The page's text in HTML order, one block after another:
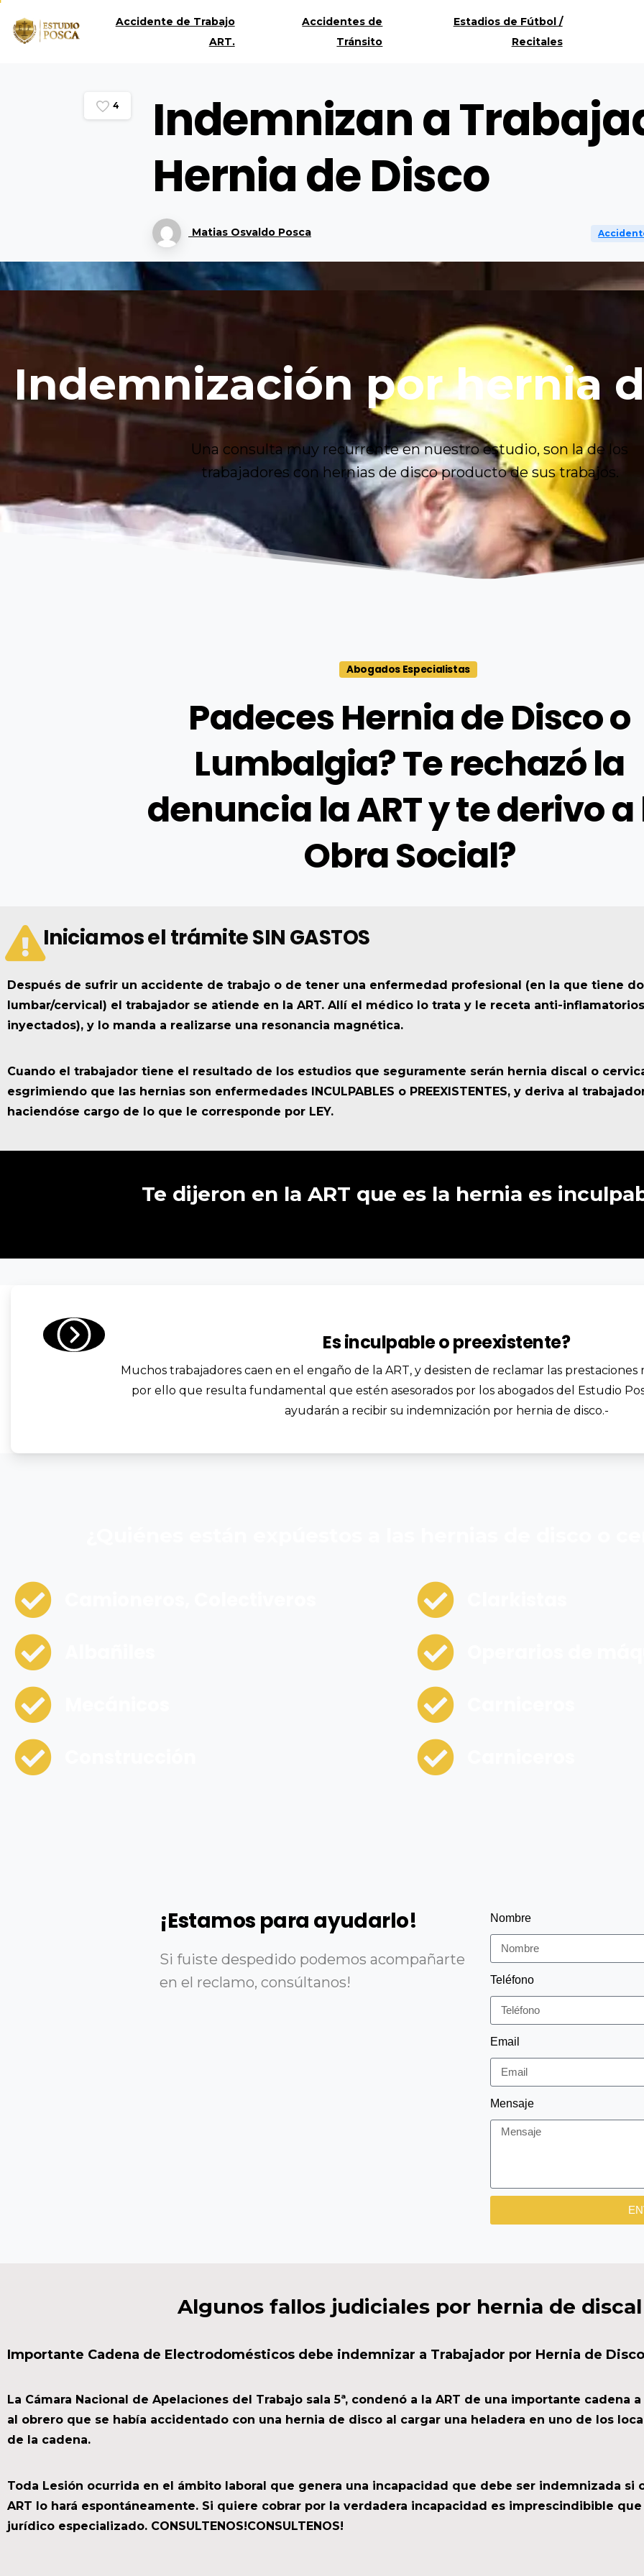
Accidente de Trabajo
ART.
Accidentes de
Tránsito
Estadios de Fútbol /
Recitales
4
Indemnizan a
Hernia de Disco
Matias Osvaldo Posca
Indemnización por hernia
Una consulta muy recurrente en nuestro estudio, son la de los
trabajadores con hernias de disco producto de sus trabajos.
Abogados Especialistas
PadecesHerniadeDiscoo
Lumbalgia?Terechazóla
denuncialaARTytederivoa
ObraSocial?
Iniciamos el trámite SIN GASTOS
Después de sufrir un accidente de trabajo o de tener una enfermedad profesional (en la que tiene
lumbar/cervical) el trabajador se atiende en la ART. Allí el médico lo trata y le receta anti-
inyectados), y lo manda a realizarse una resonancia magnética.
Cuando el trabajador tiene el resultado de los estudios que seguramente serán hernia discal o
esgrimiendo que las hernias son enfermedades INCULPABLES o PREEXISTENTES, y deriva al
haciendóse cargo de lo que le corresponde por LEY.
Te dijeron en la ART que es la hernia es
Es inculpable o preexistente?
Muchos trabajadores caen en el engaño de la ART, y desisten de reclamar las prestaciones
por ello que resulta fundamental que estén asesorados por los abogados del Estudio
ayudarán a recibir su indemnización por hernia de disco.-
¡Estamos para ayudarlo!
Si fuiste despedido podemos acompañarte
en el reclamo, consúltanos!
Nombre
Teléfono
Email
Mensaje
Algunos fallos judiciales por hernia de discal
Importante Cadena de Electrodomésticos debe indemnizar a Trabajador por Hernia de
La Cámara Nacional de Apelaciones del Trabajo sala 5ª, condenó a la ART de una importante cadena
al obrero que se había accidentado con una hernia de disco al cargar una heladera en uno de los
de la cadena.
Toda Lesión ocurrida en el ámbito laboral que genera una incapacidad que debe ser indemnizada si
ART lo hará espontáneamente. Si quiere cobrar por la verdadera incapacidad es imprescindibible
jurídico especializado. CONSULTENOS!CONSULTENOS!